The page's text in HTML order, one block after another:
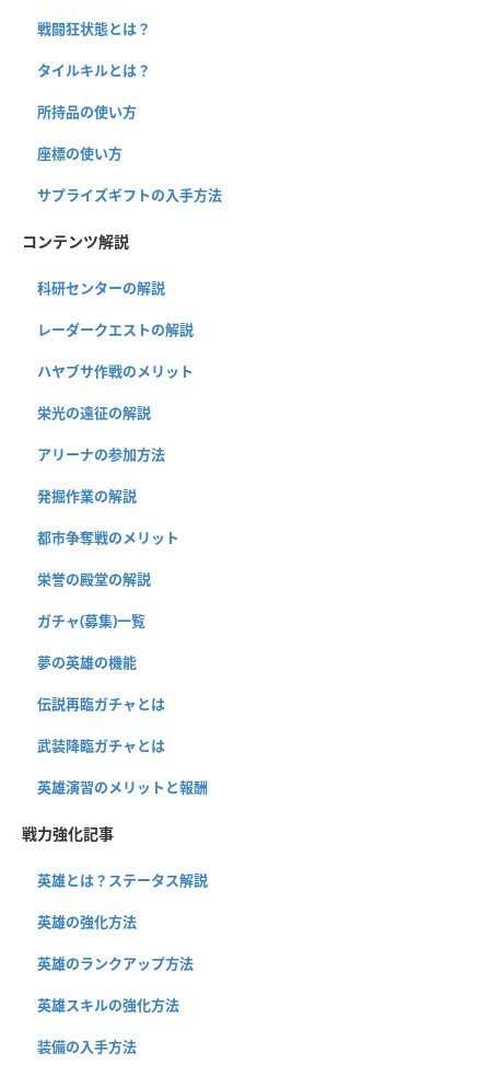
戦闘狂状態とは？
タイルキルとは？
所持品の使い方
座標の使い方
サプライズギフトの入手方法
コンテンツ解説
科研センターの解説
レーダークエストの解説
ハヤブサ作戦のメリット
栄光の遠征の解説
アリーナの参加方法
発掘作業の解説
都市争奪戦のメリット
栄誉の殿堂の解説
ガチャ(募集)一覧
夢の英雄の機能
伝説再臨ガチャとは
武装降臨ガチャとは
英雄演習のメリットと報酬
戦力強化記事
英雄とは？ステータス解説
英雄の強化方法
英雄のランクアップ方法
英雄スキルの強化方法
装備の入手方法